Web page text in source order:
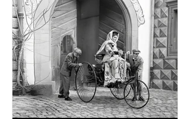
nevados en las montañas